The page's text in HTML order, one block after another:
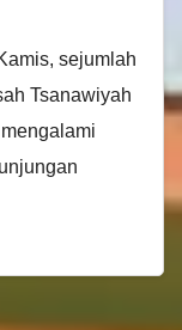
sejumlah
Tsanawiyah